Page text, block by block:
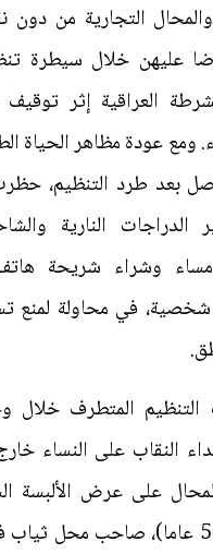
التجارية من دون
عليهن خلال سيطرة
العراقية إثر
ومع عودة مظاهر الحياة
بعد طرد التنظيم،
النارية
مساء وشراء شريحة
في محاولة لمنع
المتطرف خلال
النقاب على النساء
على عرض الألبسة
مصعب (50 عاما)، صاحب محل